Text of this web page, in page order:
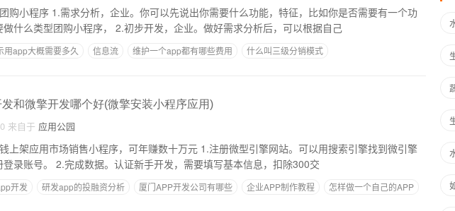
什么功能，特征，比如你是否需要有一个功
能，知道你需要做什么类型团购小程序， 2.初步开发，企业。做好需求分析后，可以根据自己
用app大概需要多久 信息流 维护一个app都有哪些费用
什么叫三级分销模式
和微擎开发哪个好(微擎安装小程序应用)
来自于 应用公园
销售小程序，可年赚数十万元 1.注册微型引擎网站。可以用搜索引擎找到微引擎
开发中心，注册登录账号。 2.完成数据。认证新手开发，需要填写基本信息，扣除300交
开发 研发app的投融资分析 厦门APP开发公司有哪些 企业APP制作教程
怎样做一个自己的APP